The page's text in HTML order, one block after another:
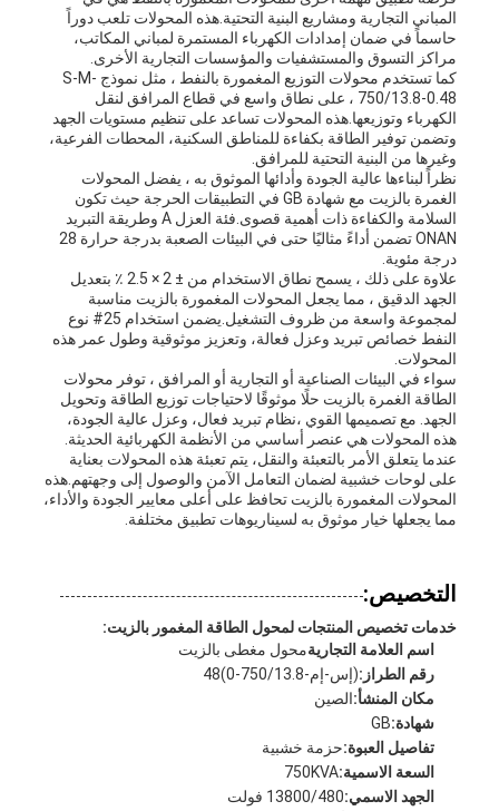
المباني التجارية ومشاريع البنية التحتية.هذه المحولات تلعب دوراً
حاسماً في ضمان إمدادات الكهرباء المستمرة لمباني المكاتب،
مراكز التسوق والمستشفيات والمؤسسات التجارية الأخرى.
كما تستخدم محولات التوزيع المغمورة بالنفط ، مثل نموذج S-M-
750/13.8-0.48 ، على نطاق واسع في قطاع المرافق لنقل
الكهرباء وتوزيعها.هذه المحولات تساعد على تنظيم مستويات الجهد
وتضمن توفير الطاقة بكفاءة للمناطق السكنية، المحطات الفرعية،
وغيرها من البنية التحتية للمرافق.
نظراً لبناءها عالية الجودة وأدائها الموثوق به ، يفضل المحولات
الغمرة بالزيت مع شهادة GB في التطبيقات الحرجة حيث تكون
السلامة والكفاءة ذات أهمية قصوى.فئة العزل A وطريقة التبريد
ONAN تضمن أداءً مثاليًا حتى في البيئات الصعبة بدرجة حرارة 28
درجة مئوية.
علاوة على ذلك ، يسمح نطاق الاستخدام من ± 2 × 2.5 ٪ بتعديل
الجهد الدقيق ، مما يجعل المحولات المغمورة بالزيت مناسبة
لمجموعة واسعة من ظروف التشغيل.يضمن استخدام 25# نوع
النفط خصائص تبريد وعزل فعالة، وتعزيز موثوقية وطول عمر هذه
المحولات.
سواء في البيئات الصناعية أو التجارية أو المرافق ، توفر محولات
الطاقة الغمرة بالزيت حلًا موثوقًا لاحتياجات توزيع الطاقة وتحويل
الجهد. مع تصميمها القوي ،نظام تبريد فعال، وعزل عالية الجودة،
هذه المحولات هي عنصر أساسي من الأنظمة الكهربائية الحديثة.
عندما يتعلق الأمر بالتعبئة والنقل، يتم تعبئة هذه المحولات بعناية
على لوحات خشبية لضمان التعامل الآمن والوصول إلى وجهتهم.هذه
المحولات المغمورة بالزيت تحافظ على أعلى معايير الجودة والأداء،
مما يجعلها خيار موثوق به لسيناريوهات تطبيق مختلفة.
التخصيص:
خدمات تخصيص المنتجات لمحول الطاقة المغمور بالزيت:
اسم العلامة التجاريةمحول مغطى بالزيت
رقم الطراز:(إس-إم-750/13.8-0)48
مكان المنشأ:الصين
شهادة:GB
تفاصيل العبوة:حزمة خشبية
السعة الاسمية:750KVA
الجهد الاسمي:13800/480 فولت